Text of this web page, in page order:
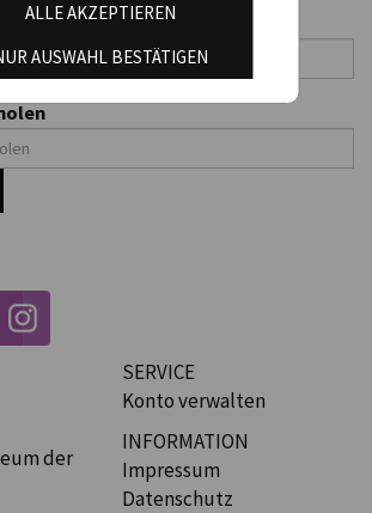
ALLE AKZEPTIEREN
AUSWAHL BESTÄTIGEN
der
SERVICE
Konto verwalten
INFORMATION
Impressum
Datenschutz